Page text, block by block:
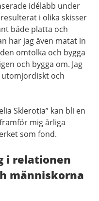
idélabb under
i olika skisser
både platta och
har jag även matat in
omtolka och bygga
och bygga om. Jag
utomjordiskt och
Sklerotia” kan bli en
mig årliga
som fond.
i relationen
människorna